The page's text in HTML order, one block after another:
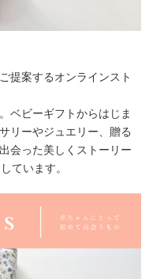
提案するオンラインスト
ベビーギフトからはじま
リーやジュエリー、贈る
会った美しくストーリー
ています。